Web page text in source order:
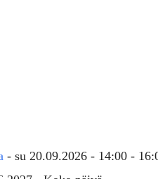
- su 20.09.2026 - 14:00 -